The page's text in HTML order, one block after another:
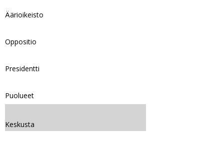
Äärioikeisto
Oppositio
Presidentti
Puolueet
Keskusta